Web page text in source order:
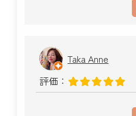
Taka Anne
評価：